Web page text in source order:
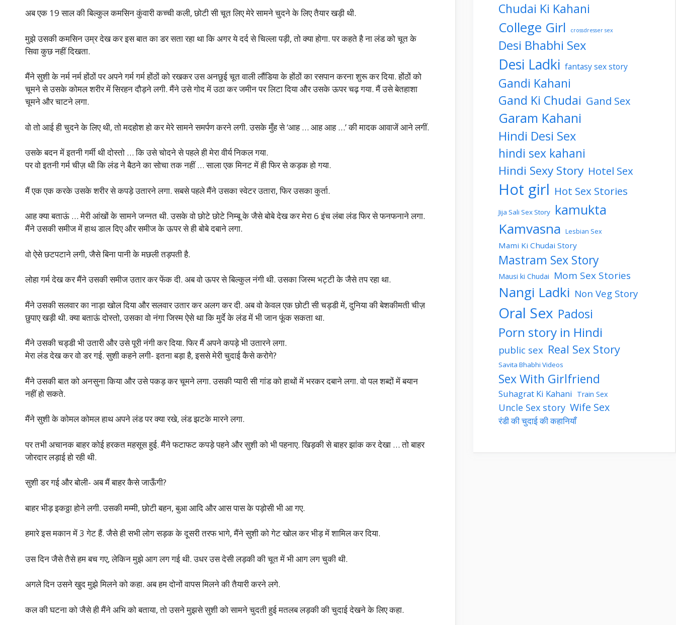
अब एक 19 साल की बिल्कुल कमसिन कुंवारी कच्ची कली, छोटी सी चूत लिए मेरे सामने चुदने के लिए तैयार खड़ी थी.
मुझे उसकी कमसिन उम्र देख कर इस बात का डर सता रहा था कि अगर ये दर्द से चिल्ला पड़ी, तो क्या होगा. पर कहते है ना लंड को चूत के
सिवा कुछ नहीं दिखता.
मैंने सुशी के नर्म नर्म होंठों पर अपने गर्म गर्म होंठों को रखकर उस अनछुई चूत वाली लौंडिया के होंठों का रसपान करना शुरू कर दिया. होंठों को
चूमने से उसके कोमल शरीर में सिरहन दौड़ने लगी. मैंने उसे गोद में उठा कर जमीन पर लिटा दिया और उसके ऊपर चढ़ गया. मैं उसे बेतहाशा
चूमने और चाटने लगा.
वो तो आई ही चुदने के लिए थी, तो मदहोश हो कर मेरे सामने समर्पण करने लगी. उसके मुँह से ‘आह … आह आह …’ की मादक आवाजें आने लगीं.
उसके बदन में इतनी गर्मी थी दोस्तो … कि उसे चोदने से पहले ही मेरा वीर्य निकल गया.
पर वो इतनी गर्म चीज़ थी कि लंड ने बैठने का सोचा तक नहीं … साला एक मिनट में ही फिर से कड़क हो गया.
मैं एक एक करके उसके शरीर से कपड़े उतारने लगा. सबसे पहले मैंने उसका स्वेटर उतारा, फिर उसका कुर्ता.
आह क्या बताऊं … मेरी आंखों के सामने जन्नत थी. उसके वो छोटे छोटे निम्बू के जैसे बोबे देख कर मेरा 6 इंच लंबा लंड फिर से फनफनाने लगा.
मैंने उसकी समीज में हाथ डाल दिए और समीज के ऊपर से ही बोबे दबाने लगा.
वो ऐसे छटपटाने लगी, जैसे बिना पानी के मछली तड़पती है.
लोहा गर्म देख कर मैंने उसकी समीज उतार कर फेंक दी. अब वो ऊपर से बिल्कुल नंगी थी. उसका जिस्म भट्टी के जैसे तप रहा था.
मैंने उसकी सलवार का नाड़ा खोल दिया और सलवार उतार कर अलग कर दी. अब वो केवल एक छोटी सी चड्डी में, दुनिया की बेशकीमती चीज़
छुपाए खड़ी थी. क्या बताऊं दोस्तो, उसका वो नंगा जिस्म ऐसे था कि मुर्दे के लंड में भी जान फूंक सकता था.
मैंने उसकी चड्डी भी उतारी और उसे पूरी नंगी कर दिया. फिर मैं अपने कपड़े भी उतारने लगा.
मेरा लंड देख कर वो डर गई. सुशी कहने लगी- इतना बड़ा है, इससे मेरी चुदाई कैसे करोगे?
मैंने उसकी बात को अनसुना किया और उसे पकड़ कर चूमने लगा. उसकी प्यारी सी गांड को हाथों में भरकर दबाने लगा. वो पल शब्दों में बयान
नहीं हो सकते.
मैंने सुशी के कोमल कोमल हाथ अपने लंड पर क्या रखे, लंड झटके मारने लगा.
पर तभी अचानक बाहर कोई हरकत महसूस हुई. मैंने फटाफट कपड़े पहने और सुशी को भी पहनाए. खिड़की से बाहर झांक कर देखा … तो बाहर
जोरदार लड़ाई हो रही थी.
सुशी डर गई और बोली- अब मैं बाहर कैसे जाऊँगी?
बाहर भीड़ इकठ्ठा होने लगी. उसकी मम्मी, छोटी बहन, बुआ आदि और आस पास के पड़ोसी भी आ गए.
हमारे इस मकान में 3 गेट हैं. जैसे ही सभी लोग सड़क के दूसरी तरफ भागे, मैंने सुशी को गेट खोल कर भीड़ में शामिल कर दिया.
उस दिन जैसे तैसे हम बच गए, लेकिन मुझे आग लग गई थी. उधर उस देसी लड़की की चूत में भी आग लग चुकी थी.
अगले दिन उसने खुद मुझे मिलने को कहा. अब हम दोनों वापस मिलने की तैयारी करने लगे.
कल की घटना को जैसे ही मैंने अभि को बताया, तो उसने मुझसे सुशी को सामने चुदती हुई मतलब लड़की की चुदाई देखने के लिए कहा.
Chudai Ki Kahani
College Girl crossdresser sex
Desi Bhabhi Sex
Desi Ladki fantasy sex story
Gandi Kahani
Gand Ki Chudai Gand Sex
Garam Kahani
Hindi Desi Sex
hindi sex kahani
Hindi Sexy Story Hotel Sex
Hot girl Hot Sex Stories
Jija Sali Sex Story kamukta
Kamvasna Lesbian Sex
Mami Ki Chudai Story
Mastram Sex Story
Mausi ki Chudai Mom Sex Stories
Nangi Ladki Non Veg Story
Oral Sex Padosi
Porn story in Hindi
public sex Real Sex Story
Savita Bhabhi Videos
Sex With Girlfriend
Suhagrat Ki Kahani Train Sex
Uncle Sex story Wife Sex
रंडी की चुदाई की कहानियाँ